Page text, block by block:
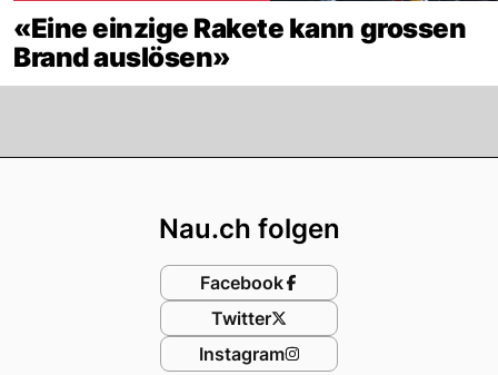
«Eine einzige Rakete kann grossen
Brand auslösen»
Nau.ch folgen
Facebook
Twitter
Instagram